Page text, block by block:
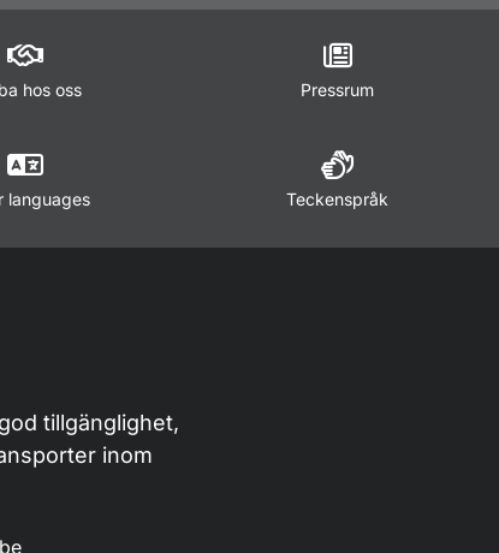
hos oss Pressrum
languages Teckenspråk
tillgänglighet,
inom